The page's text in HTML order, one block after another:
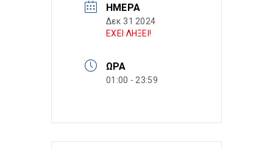
ΗΜΈΡΑ
Δεκ 31 2024
ΕΧΕΙ ΛΗΞΕΙ!
ΏΡΑ
01:00 - 23:59